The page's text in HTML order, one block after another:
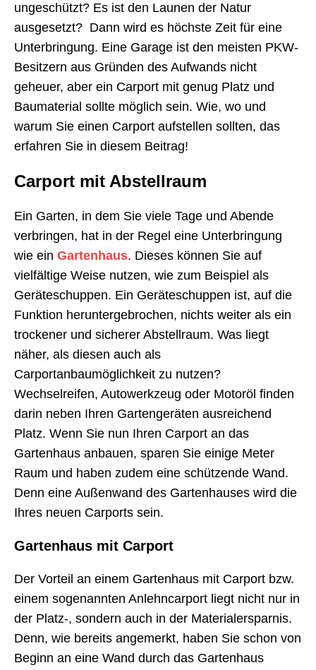
ungeschützt? Es ist den Launen der Natur
ausgesetzt? Dann wird es höchste Zeit für eine
Unterbringung. Eine Garage ist den meisten PKW-
Besitzern aus Gründen des Aufwands nicht
geheuer, aber ein Carport mit genug Platz und
Baumaterial sollte möglich sein. Wie, wo und
warum Sie einen Carport aufstellen sollten, das
erfahren Sie in diesem Beitrag!
Carport mit Abstellraum
Ein Garten, in dem Sie viele Tage und Abende
verbringen, hat in der Regel eine Unterbringung
wie ein Gartenhaus. Dieses können Sie auf
vielfältige Weise nutzen, wie zum Beispiel als
Geräteschuppen. Ein Geräteschuppen ist, auf die
Funktion heruntergebrochen, nichts weiter als ein
trockener und sicherer Abstellraum. Was liegt
näher, als diesen auch als
Carportanbaumöglichkeit zu nutzen?
Wechselreifen, Autowerkzeug oder Motoröl finden
darin neben Ihren Gartengeräten ausreichend
Platz. Wenn Sie nun Ihren Carport an das
Gartenhaus anbauen, sparen Sie einige Meter
Raum und haben zudem eine schützende Wand.
Denn eine Außenwand des Gartenhauses wird die
Ihres neuen Carports sein.
Gartenhaus mit Carport
Der Vorteil an einem Gartenhaus mit Carport bzw.
einem sogenannten Anlehncarport liegt nicht nur in
der Platz-, sondern auch in der Materialersparnis.
Denn, wie bereits angemerkt, haben Sie schon von
Beginn an eine Wand durch das Gartenhaus